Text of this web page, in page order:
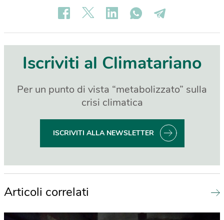
Iscriviti al Climatariano
Per un punto di vista “metabolizzato” sulla
crisi climatica
ISCRIVITI ALLA NEWSLETTER
Articoli correlati